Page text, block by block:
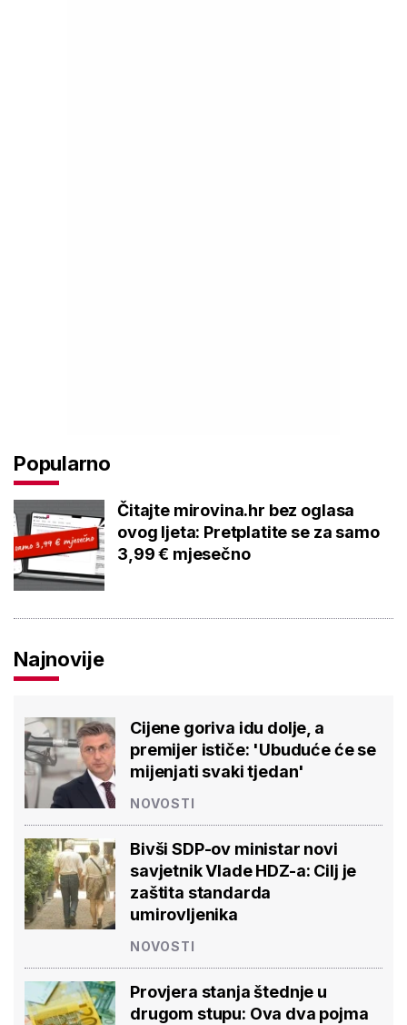
Popularno
Čitajte mirovina.hr bez oglasa
ovog ljeta: Pretplatite se za samo
3,99 € mjesečno
Najnovije
Cijene goriva idu dolje, a
premijer ističe: 'Ubuduće će se
mijenjati svaki tjedan'
NOVOSTI
Bivši SDP-ov ministar novi
savjetnik Vlade HDZ-a: Cilj je
zaštita standarda
umirovljenika
NOVOSTI
Provjera stanja štednje u
drugom stupu: Ova dva pojma